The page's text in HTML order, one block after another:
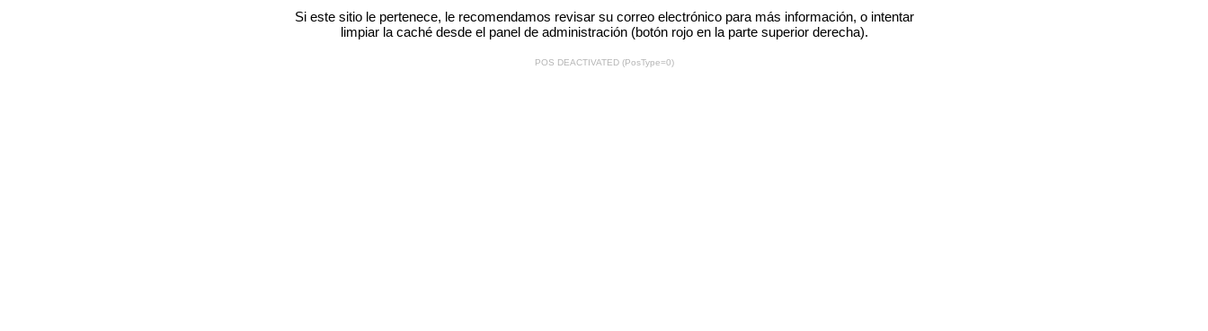
Si este sitio le pertenece, le recomendamos revisar su correo electrónico para más información, o intentar
limpiar la caché desde el panel de administración (botón rojo en la parte superior derecha).
POS DEACTIVATED (PosType=0)